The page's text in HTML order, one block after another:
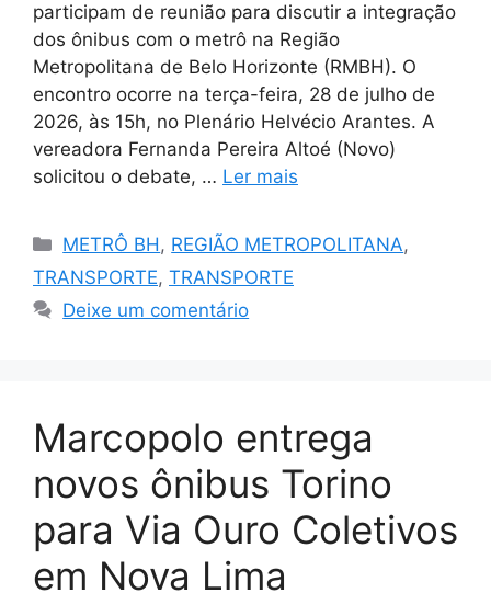
participam de reunião para discutir a integração
dos ônibus com o metrô na Região
Metropolitana de Belo Horizonte (RMBH). O
encontro ocorre na terça-feira, 28 de julho de
2026, às 15h, no Plenário Helvécio Arantes. A
vereadora Fernanda Pereira Altoé (Novo)
solicitou o debate, … Ler mais
Categorias
METRÔ BH, REGIÃO METROPOLITANA,
TRANSPORTE, TRANSPORTE
Deixe um comentário
Marcopolo entrega
novos ônibus Torino
para Via Ouro Coletivos
em Nova Lima